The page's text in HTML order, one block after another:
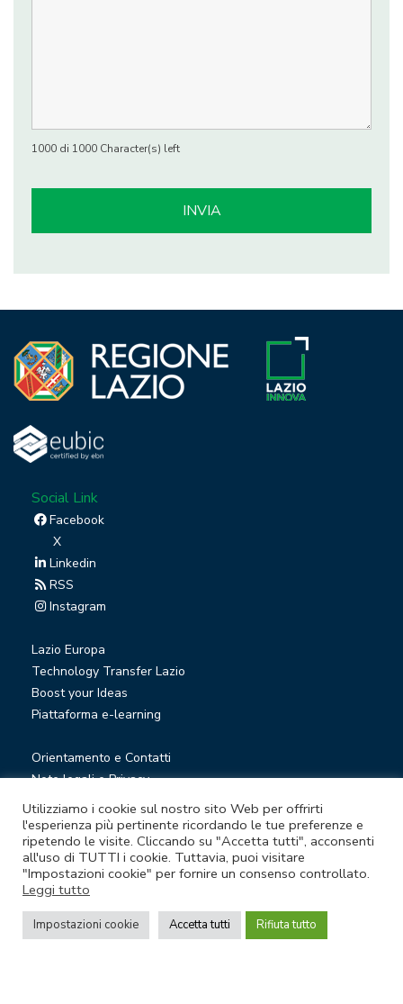
1000 di 1000 Character(s) left
Social Link
Facebook
X
Linkedin
RSS
Instagram
Lazio Europa
Technology Transfer Lazio
Boost your Ideas
Piattaforma e-learning
Orientamento e Contatti
Note legali e Privacy
Privacy Newsletter
Società trasparente
Whistleblowing
© Lazio Innova S.p.A. società soggetta a direzione e
coordinamento della Regione Lazio
Sede legale Via Marco Aurelio 26 A - 00184 Roma
Utilizziamo i cookie sul nostro sito Web per offrirti
l'esperienza più pertinente ricordando le tue preferenze e
ripetendo le visite. Cliccando su "Accetta tutti", acconsenti
all'uso di TUTTI i cookie. Tuttavia, puoi visitare
"Impostazioni cookie" per fornire un consenso controllato.
Leggi tutto
Impostazioni cookie Accetta tutti Rifiuta tutto